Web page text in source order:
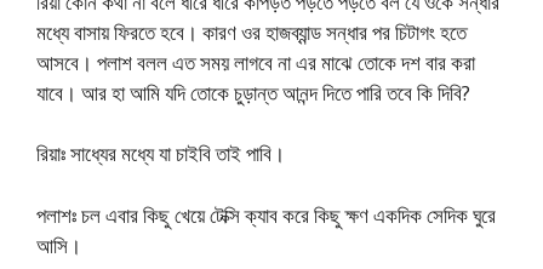
মধ্যে বাসায় ফিরতে হবে। কারণ ওর হাজব্যান্ড সন্ধার পর চিটাগং হতে
আসবে। পলাশ বলল এত সময় লাগবে না এর মাঝে তোকে দশ বার করা
যাবে। আর হা আমি যদি তোকে চুড়ান্ত আনন্দ দিতে পারি তবে কি দিবি?
রিয়াঃ সাধ্যের মধ্যে যা চাইবি তাই পাবি।
পলাশঃ চল এবার কিছু খেয়ে টেক্সি ক্যাব করে কিছু ক্ষণ একদিক সেদিক ঘুরে
আসি।